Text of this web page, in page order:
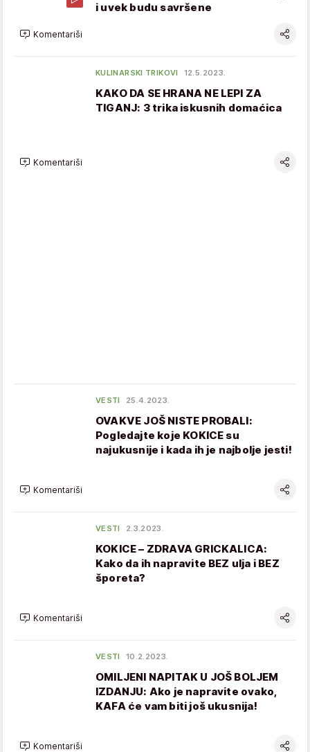
i uvek budu savršene
Komentariši
KULINARSKI TRIKOVI 12.5.2023.
KAKO DA SE HRANA NE LEPI ZA
TIGANJ: 3 trika iskusnih domaćica
Komentariši
VESTI 25.4.2023.
OVAKVE JOŠ NISTE PROBALI:
Pogledajte koje KOKICE su
najukusnije i kada ih je najbolje jesti!
Komentariši
VESTI 2.3.2023.
KOKICE – ZDRAVA GRICKALICA:
Kako da ih napravite BEZ ulja i BEZ
šporeta?
Komentariši
VESTI 10.2.2023.
OMILJENI NAPITAK U JOŠ BOLJEM
IZDANJU: Ako je napravite ovako,
KAFA će vam biti još ukusnija!
Komentariši